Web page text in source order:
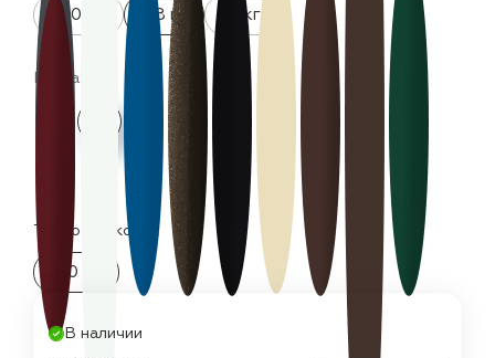
520 мл 0.8 кг 10 кг
Цвета:
Термостойкость:
150 °C
В наличии